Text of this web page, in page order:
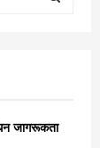
जागरूकता